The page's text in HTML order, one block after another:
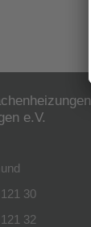
e.V.
30
32